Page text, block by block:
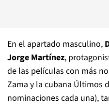
En el apartado masculino,
Jorge Martínez,
de las películas con más
Zama y la cubana Últimos
nominaciones cada una),